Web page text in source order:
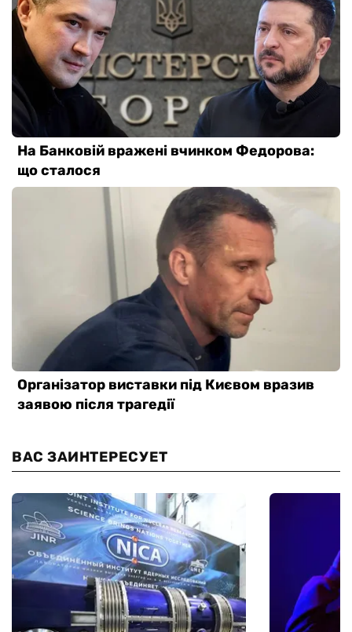
ВАС ЗАИНТЕРЕСУЕТ